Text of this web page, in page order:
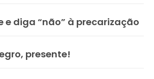
e diga “não” à precarização
presente!